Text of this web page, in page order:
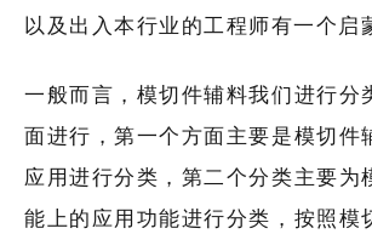
以及出入本行业的工程师有一个启
一般而言，模切件辅料我们进行分
面进行，第一个方面主要是模切件
应用进行分类，第二个分类主要为
能上的应用功能进行分类，按照模